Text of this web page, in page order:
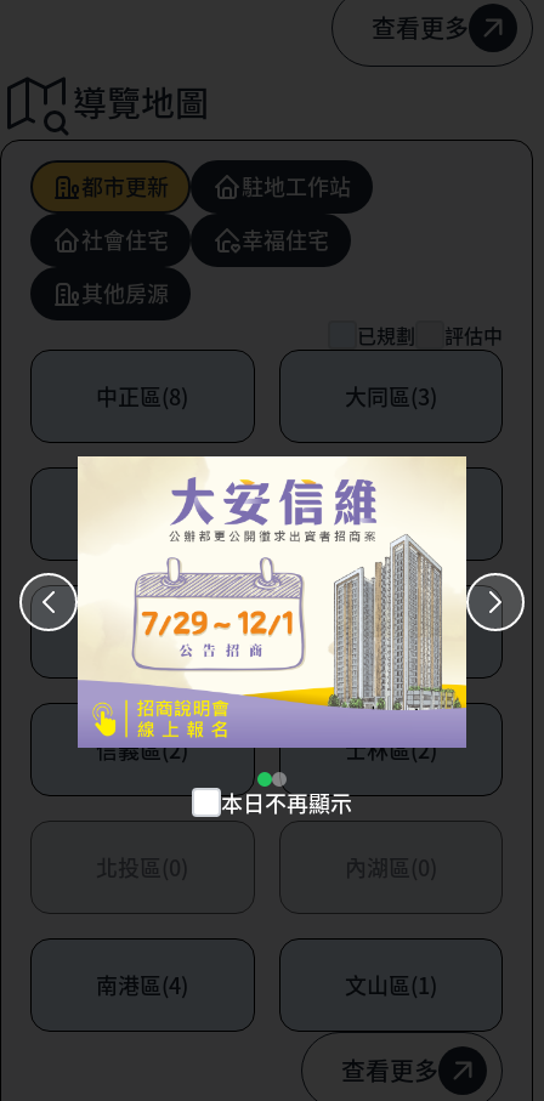
查看更多
導覽地圖
都市更新
駐地工作站
社會住宅
幸福住宅
其他房源
已規劃 評估中
中正區(8) 大同區(3)
中山區(6) 松山區(1)
大安區(7) 萬華區(1)
信義區(2) 士林區(2)
北投區(0) 內湖區(0)
南港區(4) 文山區(1)
查看更多
本日不再顯示